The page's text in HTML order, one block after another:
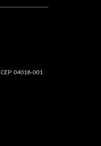
CEP 04018-001